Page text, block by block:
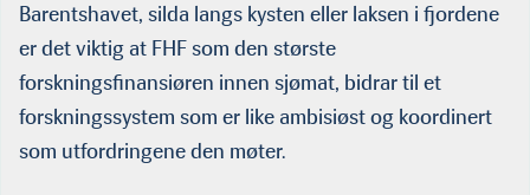
Barentshavet, silda langs kysten eller laksen i fjordene
er det viktig at FHF som den største
forskningsfinansiøren innen sjømat, bidrar til et
forskningssystem som er like ambisiøst og koordinert
som utfordringene den møter.